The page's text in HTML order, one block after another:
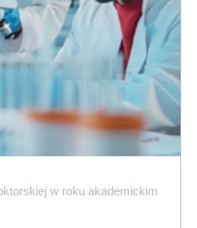
w roku akademickim